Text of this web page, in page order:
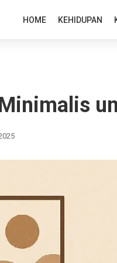
HOME KEHIDUPAN